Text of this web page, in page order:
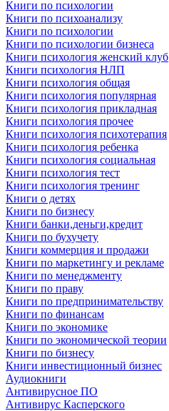
Книги по психологии
Книги по психоанализу
Книги по психологии
Книги по психологии бизнеса
Книги психология женский клуб
Книги психология НЛП
Книги психология общая
Книги психология популярная
Книги психология прикладная
Книги психология прочее
Книги психология психотерапия
Книги психология ребенка
Книги психология социальная
Книги психология тест
Книги психология тренинг
Книги о детях
Книги по бизнесу
Книги банки,деньги,кредит
Книги по бухучету
Книги коммерция и продажи
Книги по маркетингу и рекламе
Книги по менеджменту
Книги по праву
Книги по предпринимательству
Книги по финансам
Книги по экономике
Книги по экономической теории
Книги по бизнесу
Книги инвестиционный бизнес
Аудиокниги
Антивирусное ПО
Антивирус Касперского